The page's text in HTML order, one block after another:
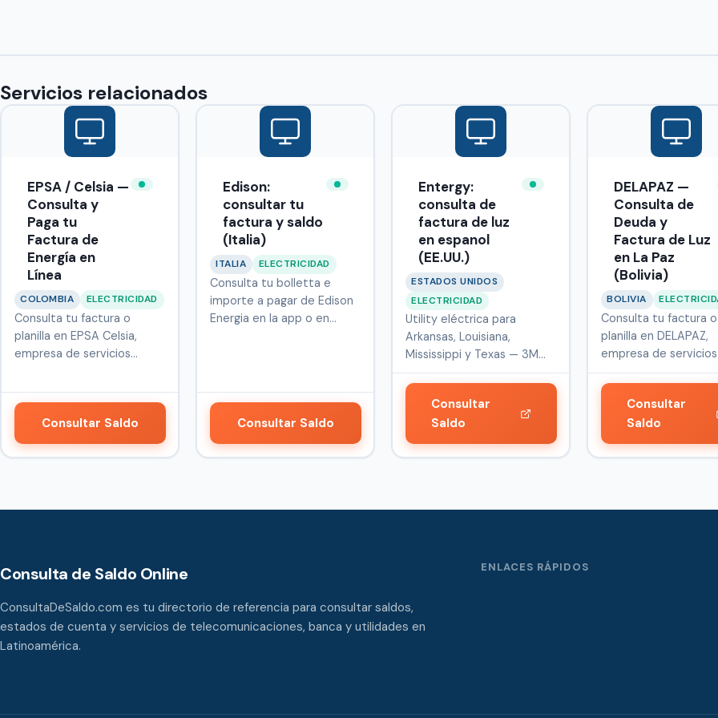
Servicios relacionados
EPSA / Celsia —
Consulta y
Paga tu
Factura de
Energía en
Línea
COLOMBIA ELECTRICIDAD
Consulta tu factura o
planilla en EPSA Celsia,
empresa de servicios
Consultar Saldo
Edison:
consultar tu
factura y saldo
(Italia)
ITALIA ELECTRICIDAD
Consulta tu bolletta e
importe a pagar de Edison
Energia en la app o en
Consultar Saldo
Entergy:
consulta de
factura de luz
en espanol
(EE.UU.)
ESTADOS UNIDOS
ELECTRICIDAD
Utility eléctrica para
Arkansas, Louisiana,
Mississippi y Texas — 3M
clientes.
Consultar
Saldo
DELAPAZ —
Consulta de
Deuda y
Factura de Luz
en La Paz
(Bolivia)
BOLIVIA
Consulta tu factura o
planilla en DELAPAZ,
empresa de servicios
públicos que op…
Consultar
Saldo
Consulta de Saldo Online
ConsultaDeSaldo.com es tu directorio de referencia para consultar saldos,
estados de cuenta y servicios de telecomunicaciones, banca y utilidades en
Latinoamérica.
ENLACES RÁPIDOS